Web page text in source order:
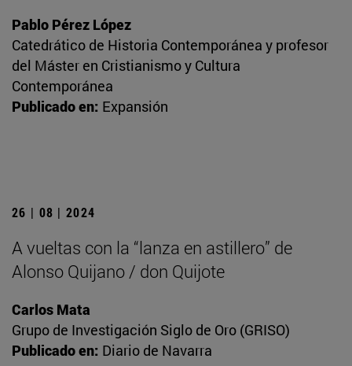
Pablo Pérez López
Catedrático de Historia Contemporánea y profesor
del Máster en Cristianismo y Cultura
Contemporánea
Publicado en: Expansión
26 | 08 | 2024
A vueltas con la “lanza en astillero” de
Alonso Quijano / don Quijote
Carlos Mata
Grupo de Investigación Siglo de Oro (GRISO)
Publicado en: Diario de Navarra